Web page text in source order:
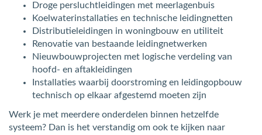
Droge persluchtleidingen met meerlagenbuis
Koelwaterinstallaties en technische leidingnetten
Distributieleidingen in woningbouw en utiliteit
Renovatie van bestaande leidingnetwerken
Nieuwbouwprojecten met logische verdeling van
hoofd- en aftakleidingen
Installaties waarbij doorstroming en leidingopbouw
technisch op elkaar afgestemd moeten zijn
Werk je met meerdere onderdelen binnen hetzelfde
systeem? Dan is het verstandig om ook te kijken naar